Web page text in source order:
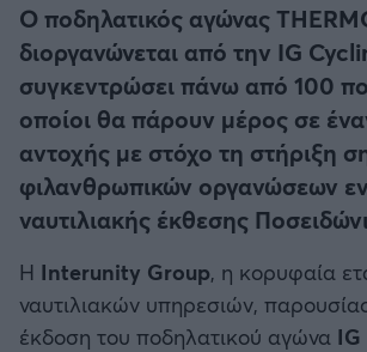
Κηφισιά
Αστέρας Τρίπολης
Παναιτωλικός
Ηρακλής
Ο ποδηλατικός αγώνας
διοργανώνεται από την IG
συγκεντρώσει πάνω από 100
οποίοι θα πάρουν μέρος σε
αντοχής με στόχο τη στήριξη
φιλανθρωπικών οργανώσεων
ναυτιλιακής έκθεσης
Η Interunity Group, η κορυφαία
ναυτιλιακών υπηρεσιών,
έκδοση του ποδηλατικού αγώνα